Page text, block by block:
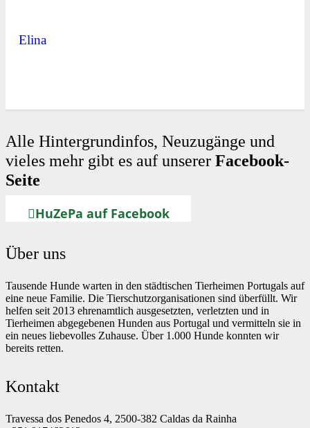
Elina
Alle Hintergrundinfos, Neuzugänge und
vieles mehr gibt es auf unserer Facebook-
Seite
HuZePa auf Facebook
Über uns
Tausende Hunde warten in den städtischen Tierheimen Portugals auf
eine neue Familie. Die Tierschutzorganisationen sind überfüllt. Wir
helfen seit 2013 ehrenamtlich ausgesetzten, verletzten und in
Tierheimen abgegebenen Hunden aus Portugal und vermitteln sie in
ein neues liebevolles Zuhause. Über 1.000 Hunde konnten wir
bereits retten.
Kontakt
Travessa dos Penedos 4, 2500-382 Caldas da Rainha